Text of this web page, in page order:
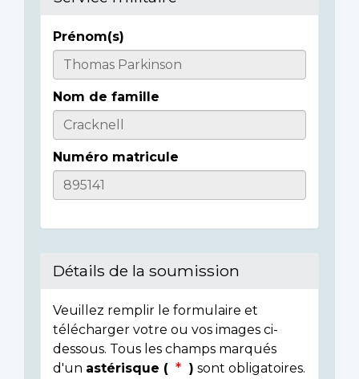
Casualty
Details
Prénom(s)
Nom de famille
Numéro matricule
Détails de la soumission
Veuillez remplir le formulaire et
télécharger votre ou vos images ci-
dessous. Tous les champs marqués
d'un astérisque ( ) sont obligatoires.